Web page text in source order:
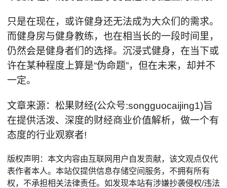
只是在现在，或许健身还无法成为大众们的需求。
而健身房与健身教练，也在相当长的一段时间里，
仍然会是健身者们的选择。沉浸式健身，在当下或
许在某种程度上算是“伪命题”，但在未来，却并不
一定。
文章来源：松果财经(公众号:songguocaijing1)旨
在提供活泼、深度的财经商业价值解析，做一个有
态度的行业观察者!
版权声明：本文内容由互联网用户自发贡献，该文观点仅代
表作者本人。本站仅提供信息存储空间服务，不拥有所有
权，不承担相关法律责任。如发现本站有涉嫌抄袭侵权/违法